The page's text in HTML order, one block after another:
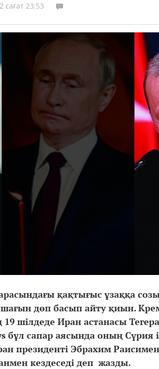
сағат 23:53
қақтығыс ұзаққа
дөп басып айту қиын.
шілдеде Иран астанасы
бұл сапар аясында оның Сүрия
президенті Эбрахим
кездеседі деп жазды.